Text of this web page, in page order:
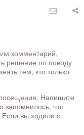
комментарий,
решение по поводу
тем, кто только
Напишите
запомнилось, что
вы ходили с